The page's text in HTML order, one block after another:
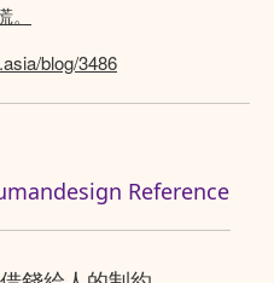
blog/3486
Reference